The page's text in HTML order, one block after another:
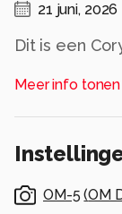
21 juni, 2026
Dit is een
De paarse,
noot is het
Alle rechten
Meer info tonen
OM-5 (OM